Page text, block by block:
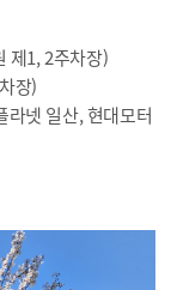
제1, 2주차장)
장)
라넷 일산, 현대모터